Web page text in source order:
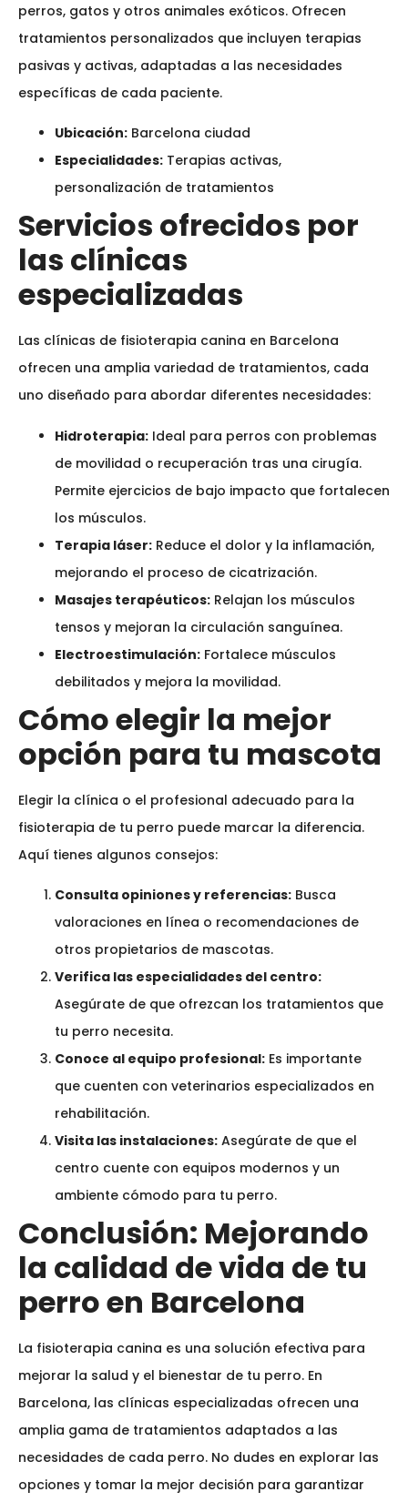
perros, gatos y otros animales exóticos. Ofrecen
tratamientos personalizados que incluyen terapias
pasivas y activas, adaptadas a las necesidades
específicas de cada paciente.
Ubicación: Barcelona ciudad
Especialidades: Terapias activas,
personalización de tratamientos
Servicios ofrecidos por
las clínicas
especializadas
Las clínicas de fisioterapia canina en Barcelona
ofrecen una amplia variedad de tratamientos, cada
uno diseñado para abordar diferentes necesidades:
Hidroterapia: Ideal para perros con problemas
de movilidad o recuperación tras una cirugía.
Permite ejercicios de bajo impacto que fortalecen
los músculos.
Terapia láser: Reduce el dolor y la inflamación,
mejorando el proceso de cicatrización.
Masajes terapéuticos: Relajan los músculos
tensos y mejoran la circulación sanguínea.
Electroestimulación: Fortalece músculos
debilitados y mejora la movilidad.
Cómo elegir la mejor
opción para tu mascota
Elegir la clínica o el profesional adecuado para la
fisioterapia de tu perro puede marcar la diferencia.
Aquí tienes algunos consejos:
Consulta opiniones y referencias: Busca
valoraciones en línea o recomendaciones de
otros propietarios de mascotas.
Verifica las especialidades del centro:
Asegúrate de que ofrezcan los tratamientos que
tu perro necesita.
Conoce al equipo profesional: Es importante
que cuenten con veterinarios especializados en
rehabilitación.
Visita las instalaciones: Asegúrate de que el
centro cuente con equipos modernos y un
ambiente cómodo para tu perro.
Conclusión: Mejorando
la calidad de vida de tu
perro en Barcelona
La fisioterapia canina es una solución efectiva para
mejorar la salud y el bienestar de tu perro. En
Barcelona, las clínicas especializadas ofrecen una
amplia gama de tratamientos adaptados a las
necesidades de cada perro. No dudes en explorar las
opciones y tomar la mejor decisión para garantizar